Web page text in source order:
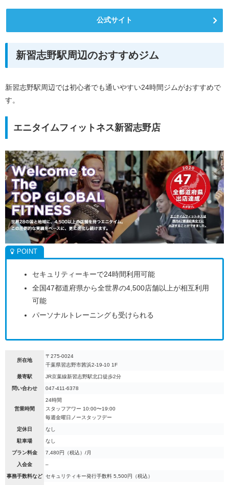
公式サイト
新習志野駅周辺のおすすめジム
新習志野駅周辺では初心者でも通いやすい24時間ジムがおすすめで
す。
エニタイムフィットネス新習志野店
セキュリティーキーで24時間利用可能
全国47都道府県から全世界の4,500店舗以上が相互利用
可能
パーソナルトレーニングも受けられる
所在地
〒275-0024
千葉県習志野市茜浜2-19-10 1F
最寄駅 JR京葉線新習志野駅北口徒歩2分
問い合わせ 047-411-6378
営業時間
24時間
スタッフアワー 10:00〜19:00
毎週金曜日ノースタッフデー
定休日 なし
駐車場 なし
プラン料金 7,480円（税込）/月
入会金 –
事務手数料など セキュリティキー発行手数料 5,500円（税込）